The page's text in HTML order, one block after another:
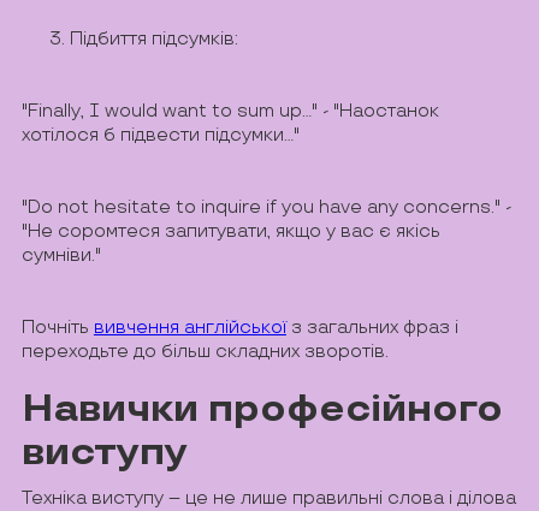
Підбиття підсумків:
"Finally, I would want to sum up..." - "Наостанок
хотілося б підвести підсумки..."
"Do not hesitate to inquire if you have any concerns." -
"Не соромтеся запитувати, якщо у вас є якісь
сумніви."
Почніть вивчення англійськоїз загальних фраз і
переходьте до більш складних зворотів.
Навички професійного
виступу
Техніка виступу – це не лише правильні слова і ділова